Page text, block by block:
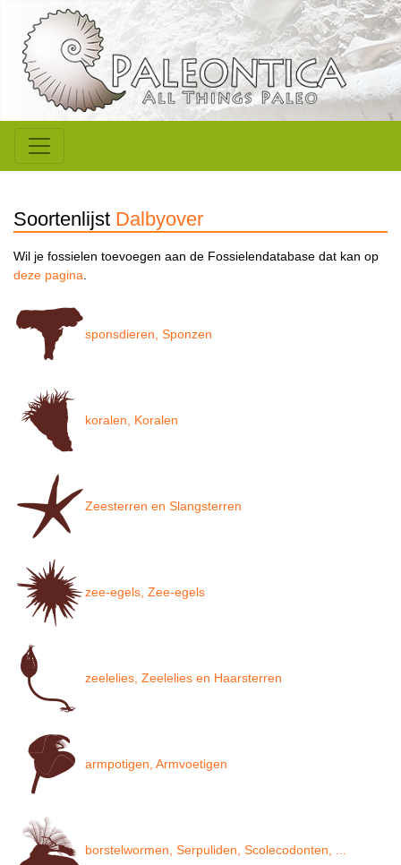
Soortenlijst Dalbyover
Wil je fossielen toevoegen aan de Fossielendatabase dat kan op
deze pagina.
sponsdieren, Sponzen
koralen, Koralen
Zeesterren en Slangsterren
zee-egels, Zee-egels
zeelelies, Zeelelies en Haarsterren
armpotigen, Armvoetigen
borstelwormen, Serpuliden, Scolecodonten, ...